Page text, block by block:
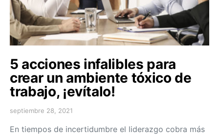
5 acciones infalibles para
crear un ambiente tóxico de
trabajo, ¡evítalo!
septiembre 28, 2021
En tiempos de incertidumbre el liderazgo cobra más